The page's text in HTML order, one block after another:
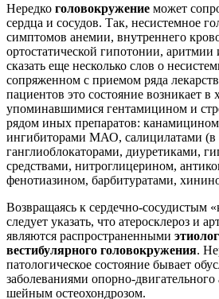
Нередко головокружение может
сердца и сосудов. Так, несистемное
симптомов анемии, внутреннего
ортостатической гипотонии, аритмии
сказать еще несколько слов о
сопряженном с приемом ряда
пациентов это состояние возникает в
упоминавшимися гентамицином и
рядом иных препаратов:
ингибиторами МАО, салицилатами (в
ганглиоблокаторами, диуретиками,
средствами, нитроглицерином,
фенотиазином, барбитуратами,
Возвращаясь к сердечно-сосудистым
следует указать, что атеросклероз и
являются распространенными
вестибулярного головокружения.
патологическое состояние бывает
заболеваниями опорно-
шейным остеохондрозом.